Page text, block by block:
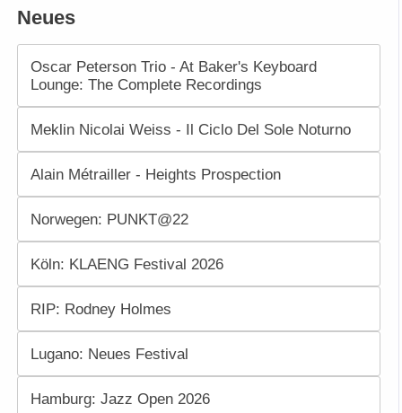
Neues
Oscar Peterson Trio - At Baker's Keyboard
Lounge: The Complete Recordings
Meklin Nicolai Weiss - Il Ciclo Del Sole Noturno
Alain Métrailler - Heights Prospection
Norwegen: PUNKT@22
Köln: KLAENG Festival 2026
RIP: Rodney Holmes
Lugano: Neues Festival
Hamburg: Jazz Open 2026